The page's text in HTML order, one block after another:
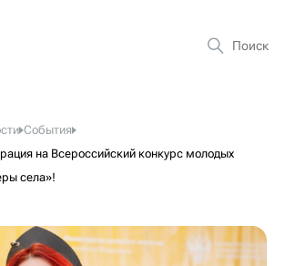
События
на Всероссийский конкурс молодых
села»!